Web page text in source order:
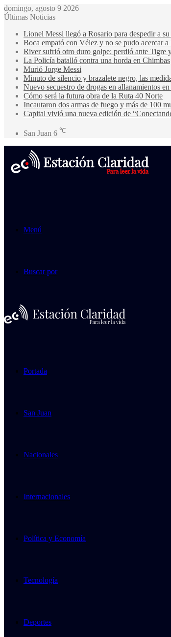
domingo, agosto 9 2026
Últimas Noticias
Lionel Messi llegó a Rosario para despedir a su
Boca empató con Vélez y no se pudo acercar
River sufrió otro duro golpe: perdió ante Tigre
La Policía batalló contra una horda en Chimbas
Murió Jorge Messi
Minuto de silencio y brazalete negro, las
Nuevo secuestro de drogas en allanamientos
Cómo será la futura obra de la Ruta 40 Norte
Incautaron dos armas de fuego y más de 100
Capital vivió una nueva edición de
San Juan 6 ℃
Menú
Buscar por
Portada
San Juan
Nacionales
Internacionales
Política y Economía
Tecnología
Deportes